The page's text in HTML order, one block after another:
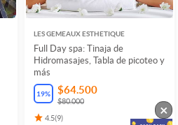
LES GEMEAUX ESTHETIQUE
Full Day spa: Tinaja de
Hidromasajes, Tabla de picoteo y
más
19% $64.500
$80.000
4.5(9)
×